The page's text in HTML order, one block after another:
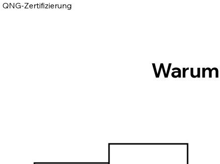
QNG-Zertifizierung